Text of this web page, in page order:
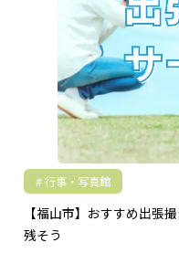
行事・写真館
【福山市】おすすめ出張
残そう